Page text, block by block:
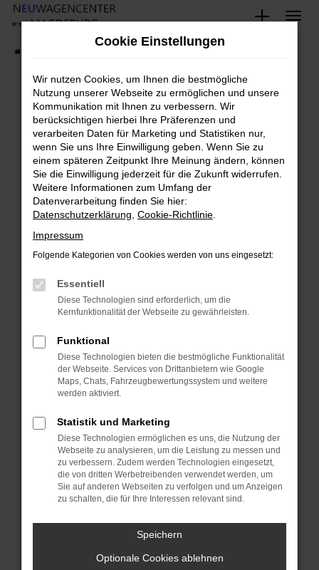
Zum
springen
Fehler: Network Error
Beim Laden ist ein Fehler aufgetreten.
Hier sind ein paar Tipps, die dir helfen können:
Überprüfe deine Firewall und deine
Internetverbindung.
Laden andere Webseiten, zum Beispiel deine
Suchmaschine?
Prüfe deine Browsererweiterungen.
können das Laden bestimmter Seiten
verhindern. Funktioniert die Seite in einem
anderen Browser oder in einem privaten
Fenster?
Starte dein Gerät neu.
Das kann manchmal helfen, vorübergehende
Probleme zu beheben.
Betriebssystem auf dem neuesten Stand
sind.
Veraltete Software birgt nicht nur ein
Sicherheitsrisiko, sondern kann auch dazu
führen, dass bestimmte Funktionen nicht mehr
unterstützt werden.
Wende dich an den Webseitenbetreiber.
Wenn du alle oben genannten Schritte versucht
hast, kontaktiere uns bitte. Wir werden
Cookie Einstellungen
Wir nutzen Cookies, um Ihnen die bestmögliche
Nutzung unserer Webseite zu ermöglichen und unsere
Kommunikation mit Ihnen zu verbessern. Wir
berücksichtigen hierbei Ihre Präferenzen und
verarbeiten Daten für Marketing und Statistiken nur,
wenn Sie uns Ihre Einwilligung geben. Wenn Sie zu
einem späteren Zeitpunkt Ihre Meinung ändern, können
Sie die Einwilligung jederzeit für die Zukunft widerrufen.
Weitere Informationen zum Umfang der
Datenverarbeitung finden Sie hier:
Datenschutzerklärung Cookie-Richtlinie
Impressum
Folgende Kategorien von Cookies werden von uns eingesetzt:
Essentiell
Diese Technologien sind erforderlich, um die
Kernfunktionalität der Webseite zu gewährleisten.
Funktional
Diese Technologien bieten die bestmögliche Funktionalität
der Webseite. Services von Drittanbietern wie Google
Maps, Chats, Fahrzeugbewertungssystem und weitere
werden aktiviert.
Statistik und Marketing
Diese Technologien ermöglichen es uns, die Nutzung der
Webseite zu analysieren, um die Leistung zu messen und
zu verbessern. Zudem werden Technologien eingesetzt,
die von dritten Werbetreibenden verwendet werden, um
Sie auf anderen Webseiten zu verfolgen und um Anzeigen
zu schalten, die für Ihre Interessen relevant sind.
Speichern
Optionale Cookies ablehnen